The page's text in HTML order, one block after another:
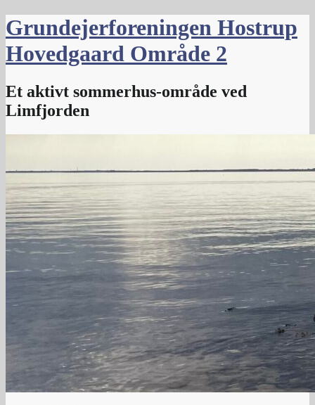
Skip
to
content
Grundejerforeningen Hostrup
Hovedgaard Område 2
Et aktivt sommerhus-område ved
Limfjorden